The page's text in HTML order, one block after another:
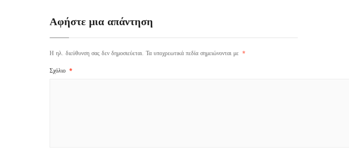
Αφήστε μια απάντηση
Η ηλ. διεύθυνση σας δεν δημοσιεύεται. Τα υποχρεωτικά πεδία σημειώνονται με *
Σχόλιο *